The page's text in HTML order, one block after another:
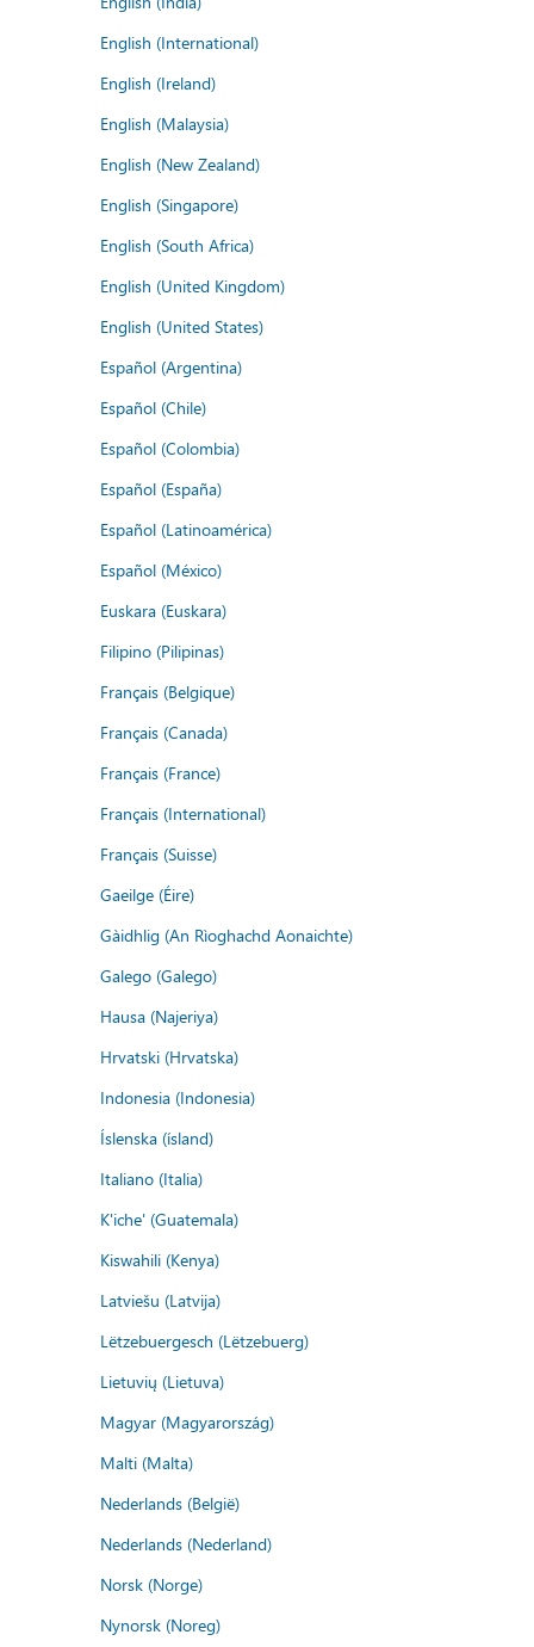
English (International)
English (Ireland)
English (Malaysia)
English (New Zealand)
English (Singapore)
English (South Africa)
English (United Kingdom)
English (United States)
Español (Argentina)
Español (Chile)
Español (Colombia)
Español (España)
Español (Latinoamérica)
Español (México)
Euskara (Euskara)
Filipino (Pilipinas)
Français (Belgique)
Français (Canada)
Français (France)
Français (International)
Français (Suisse)
Gaeilge (Éire)
Gàidhlig (An Rìoghachd Aonaichte)
Galego (Galego)
Hausa (Najeriya)
Hrvatski (Hrvatska)
Indonesia (Indonesia)
Íslenska (ísland)
Italiano (Italia)
K'iche' (Guatemala)
Kiswahili (Kenya)
Latviešu (Latvija)
Lëtzebuergesch (Lëtzebuerg)
Lietuvių (Lietuva)
Magyar (Magyarország)
Malti (Malta)
Nederlands (België)
Nederlands (Nederland)
Norsk (Norge)
Nynorsk (Noreg)